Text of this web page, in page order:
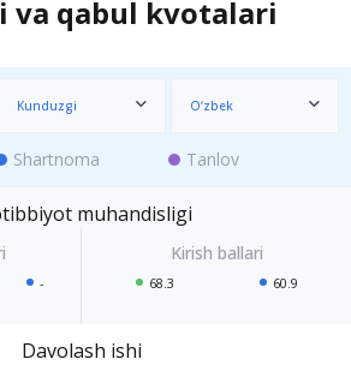
va qabul kvotalari
Kunduzgi O‘zbek
Shartnoma Tanlov
muhandisligi
- 68.3 60.9
Davolash ishi